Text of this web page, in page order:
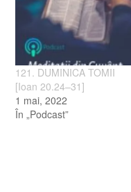
121. DUMINICA TOMII
[Ioan 20.24–31]
1 mai, 2022
În „Podcast”